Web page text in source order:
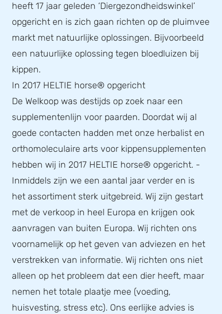
heeft 17 jaar geleden ‘Diergezondheidswinkel’
opgericht en is zich gaan richten op de pluimvee
markt met natuurlijke oplossingen. Bijvoorbeeld
een natuurlijke oplossing tegen bloedluizen bij
kippen.
In 2017 HELTIE horse® opgericht
De Welkoop was destijds op zoek naar een
supplementenlijn voor paarden. Doordat wij al
goede contacten hadden met onze herbalist en
orthomoleculaire arts voor kippensupplementen
hebben wij in 2017 HELTIE horse® opgericht. -
Inmiddels zijn we een aantal jaar verder en is
het assortiment sterk uitgebreid. Wij zijn gestart
met de verkoop in heel Europa en krijgen ook
aanvragen van buiten Europa. Wij richten ons
voornamelijk op het geven van adviezen en het
verstrekken van informatie. Wij richten ons niet
alleen op het probleem dat een dier heeft, maar
nemen het totale plaatje mee (voeding,
huisvesting, stress etc). Ons eerlijke advies is